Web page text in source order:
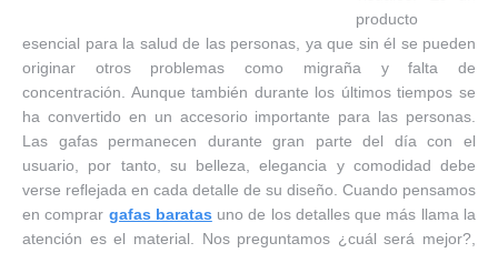
producto
esencial para la salud de las personas, ya que sin él se pueden
originar otros problemas como migraña y falta de
concentración. Aunque también durante los últimos tiempos se
ha convertido en un accesorio importante para las personas.
Las gafas permanecen durante gran parte del día con el
usuario, por tanto, su belleza, elegancia y comodidad debe
verse reflejada en cada detalle de su diseño. Cuando pensamos
en comprar gafas baratas uno de los detalles que más llama la
atención es el material. Nos preguntamos ¿cuál será mejor?,